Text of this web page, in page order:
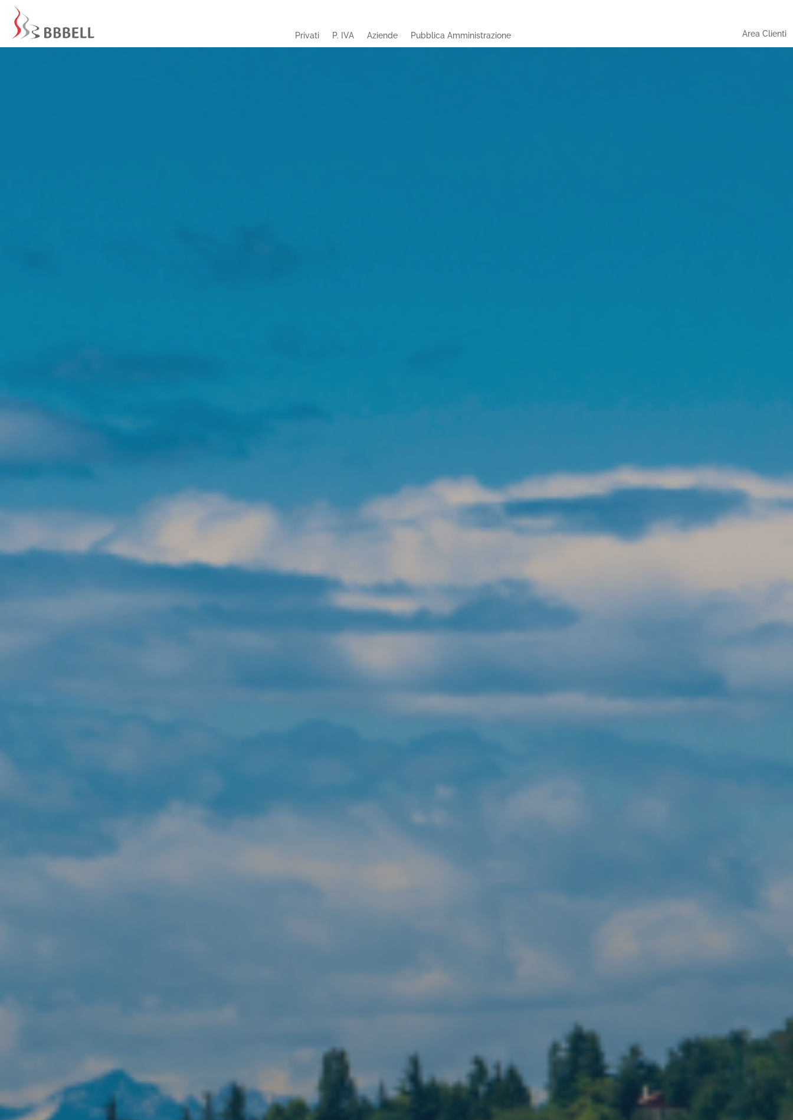
Privati P. IVA Aziende Pubblica Amministrazione Area Clienti